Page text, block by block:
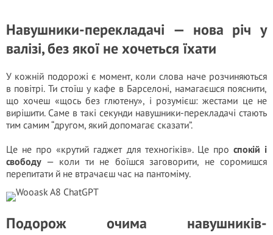
Навушники-перекладачі — нова річ у
валізі, без якої не хочеться їхати
У кожній подорожі є момент, коли слова наче розчиняються
в повітрі. Ти стоїш у кафе в Барселоні, намагаєшся пояснити,
що хочеш «щось без глютену», і розумієш: жестами це не
вирішити. Саме в такі секунди навушники-перекладачі стають
тим самим “другом, який допомагає сказати”.
Це не про «крутий гаджет для техногіків». Це про спокій і
свободу— коли ти не боїшся заговорити, не соромишся
перепитати й не втрачаєш час на пантоміму.
Подорож очима навушників-